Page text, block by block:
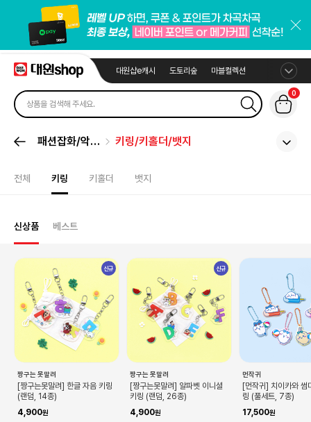
대원샵e캐시 도토리숲 마블컬렉션
0
패션잡화/악세
키링/키홀더/뱃지
전체 키링 키홀더 뱃지
신상품 베스트
신규
짱구는 못말려
[짱구는못말려] 한글 자음 키링
(랜덤, 14종)
4,900
신규
짱구는 못말려
[짱구는못말려] 알파벳 이니셜
키링 (랜덤, 26종)
4,900
먼작귀
[먼작귀] 치이카와 썸
링 (풀세트, 7종)
17,500